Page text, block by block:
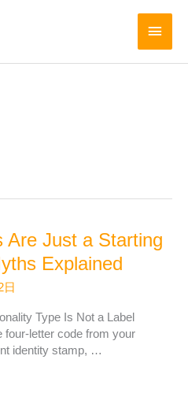
主
菜
Are Just a Starting
Explained
日
Type Is Not a Label
four-letter code from your
identity stamp, …